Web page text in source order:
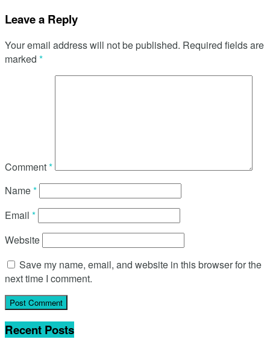
Leave a Reply
Your email address will not be published. Required fields are
marked *
Comment*
Name*
Email *
Website
Save my name, email, and website in this browser for the
next time I comment.
Recent Posts